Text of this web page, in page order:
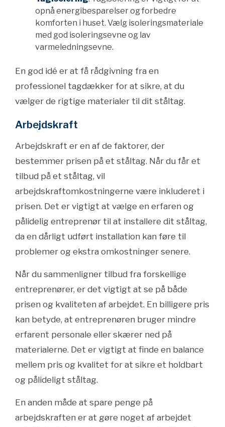
opnå energibesparelser og forbedre
komforten i huset. Vælg isoleringsmateriale
med god isoleringsevne og lav
varmeledningsevne.
En god idé er at få rådgivning fra en
professionel tagdækker for at sikre, at du
vælger de rigtige materialer til dit ståltag.
Arbejdskraft
Arbejdskraft er en af de faktorer, der
bestemmer prisen på et ståltag. Når du får et
tilbud på et ståltag, vil
arbejdskraftomkostningerne være inkluderet i
prisen. Det er vigtigt at vælge en erfaren og
pålidelig entreprenør til at installere dit ståltag,
da en dårligt udført installation kan føre til
problemer og ekstra omkostninger senere.
Når du sammenligner tilbud fra forskellige
entreprenører, er det vigtigt at se på både
prisen og kvaliteten af arbejdet. En billigere pris
kan betyde, at entreprenøren bruger mindre
erfarent personale eller skærer ned på
materialerne. Det er vigtigt at finde en balance
mellem pris og kvalitet for at sikre et holdbart
og pålideligt ståltag.
En anden måde at spare penge på
arbejdskraften er at gøre noget af arbejdet